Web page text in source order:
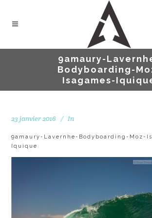
9amaury-
Bodyboarding-
Isagames-
23 janvier 2016 In
9amaury-Lavernhe-Bodyboarding-Moz-
Iquique